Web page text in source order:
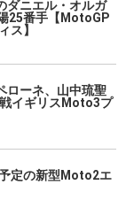
ダニエル・オルガ
25番手【MotoGP
ス】
ローネ、山中琉聖
イギリスMoto3プ
定の新型Moto2エ